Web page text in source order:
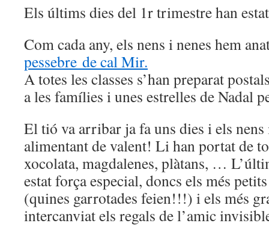
Els últims dies del 1r trimestre han
Com cada any, els nens i nenes hem
pessebre de cal Mir.
A totes les classes s’han preparat
a les famílies i unes estrelles de Nadal
El tió va arribar ja fa uns dies i els nens
alimentant de valent! Li han portat de
xocolata, magdalenes, plàtans, …
estat força especial, doncs els més
(quines garrotades feien!!!) i els més
intercanviat els regals de l’amic